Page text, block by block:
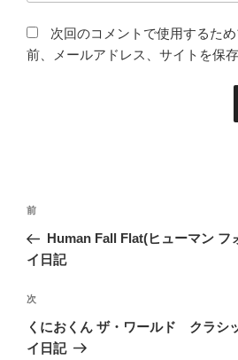
次回のコメントで使用するた
前、メールアドレス、サイトを保存
投
ナ
ゲ
ー
シ
前
の
投
前
Human Fall Flat(ヒューマン フ
イ日記
次
の
投
次
くにおくん ザ・ワールド クラシ
イ日記